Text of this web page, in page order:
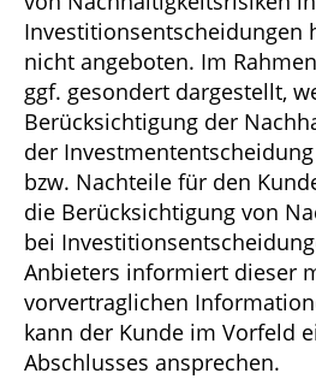
Investitionsentscheidungen
nicht angeboten. Im
ggf. gesondert dargestellt,
Berücksichtigung der
der
bzw. Nachteile für den
die Berücksichtigung von
bei
Anbieters informiert dieser
vorvertraglichen
kann der Kunde im Vorfeld
Abschlusses ansprechen.